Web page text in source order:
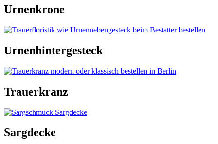
Urnenkrone
Urnenhintergesteck
Trauerkranz
Sargdecke